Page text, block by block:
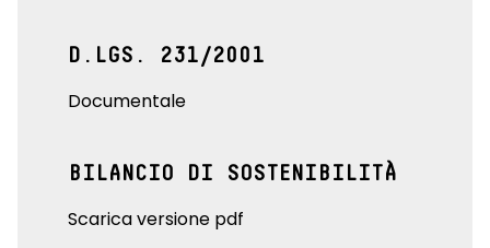
D.LGS. 231/2001
Documentale
BILANCIO DI SOSTENIBILITÀ
Scarica versione pdf